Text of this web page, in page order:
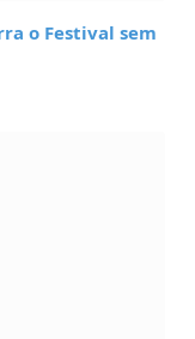
o Festival sem